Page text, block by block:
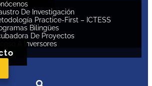
De Investigación
Practice-First – ICTESS
Bilingües
De Proyectos
A Inversores